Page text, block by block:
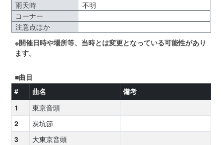
雨天時
不明
コーナー
注意点ほか
※開催日時や場所等、当時とは変更となっている可能性があり
ます。
■曲目
#
曲名
備考
1
東京音頭
2
炭坑節
3
大東京音頭